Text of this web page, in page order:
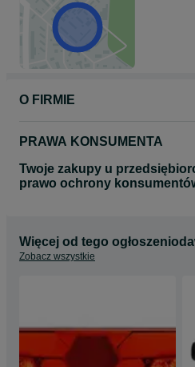
O FIRMIE
PRAWA KONSUMENTA
Twoje zakupy u
prawo ochrony
Więcej od tego
Zobacz wszystkie